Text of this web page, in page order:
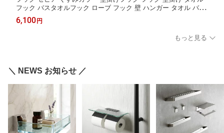
フック バスタオルフック ローブ フック 壁 ハンガー タオル バス
タオル アイアン シンプル モダン おしゃれ 北欧 洗面所 洗面 浴室
バスルーム お風呂 ステンレス 夏セール 送料無料 模様替え
6,100 円
もっと見る
＼ NEWS お知らせ ／